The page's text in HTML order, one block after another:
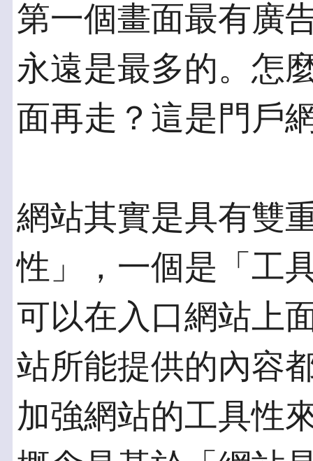
第一個畫面最有廣
永遠是最多的。怎
面再走？這是門戶
網站其實是具有雙
性」，一個是「工
可以在入口網站上
站所能提供的內容
加強網站的工具性